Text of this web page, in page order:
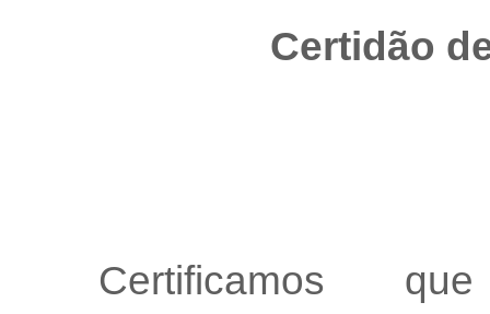
Certidão
Certificamos